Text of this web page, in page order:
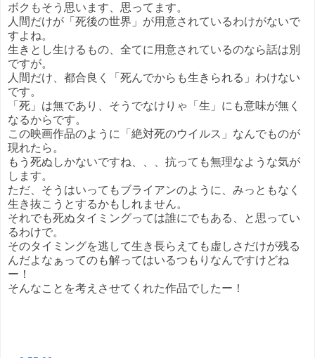
ボクもそう思います、思ってます。
人間だけが「死後の世界」が用意されているわけがないで
すよね。
生きとし生けるもの、全てに用意されているのなら話は別
ですが。
人間だけ、都合良く「死んでからも生きられる」わけない
です。
「死」は無であり、そうでなけりゃ「生」にも意味が無く
なるからです。
この映画作品のように「絶対死のウイルス」なんでものが
現れたら。
もう死ぬしかないですね、、、抗っても無理なような気が
します。
ただ、そうはいってもブライアンのように、みっともなく
生き抜こうとするかもしれません。
それでも死ぬタイミングっては誰にでもある、と思ってい
るわけで。
そのタイミングを逃して生き長らえても虚しさだけが残る
んだよなぁってのも解ってはいるつもりなんですけどね
ー！
そんなことを考えさせてくれた作品でしたー！